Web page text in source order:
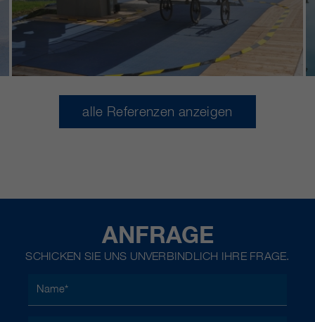
alle Referenzen anzeigen
ANFRAGE
SCHICKEN SIE UNS UNVERBINDLICH IHRE FRAGE.
Name*